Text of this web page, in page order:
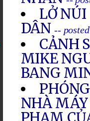
LỞ
DÂN --
CẢNH
MIKE
BANG
NHÀ
PHẠM